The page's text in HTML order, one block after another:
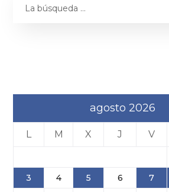
agosto 2026
L M X J V
3
4 5 6 7